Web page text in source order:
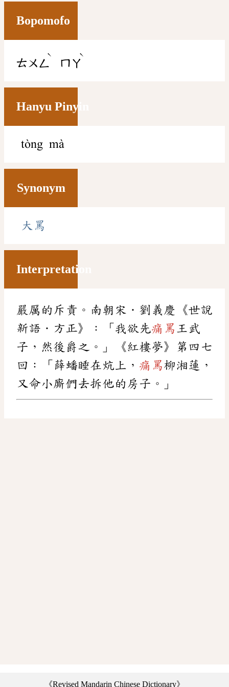
Bopomofo
ㄊㄨㄥ
ˋ
ㄇㄚ
ˋ
Hanyu Pinyin
tòng mà
Synonym
大罵
Interpretation
嚴厲的斥責。南朝宋．劉義慶《世說
新語．方正》：「我欲先痛罵 王武
子，然後爵之。」《紅樓夢》第四七
回：「薛蟠睡在炕上， 痛罵柳湘蓮，
又命小廝們去拆他的房子。」
《Revised Mandarin Chinese Dictionary》